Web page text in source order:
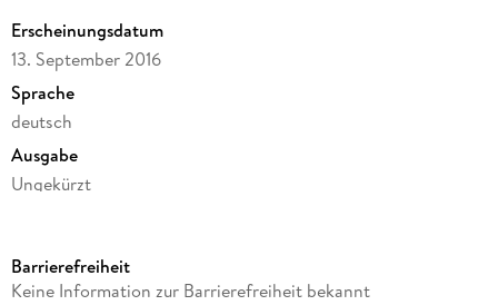
Erscheinungsdatum
13. September 2016
Sprache
deutsch
Ausgabe
Ungekürzt
Autor/Autorin
Barrierefreiheit
Keine Information zur Barrierefreiheit bekannt